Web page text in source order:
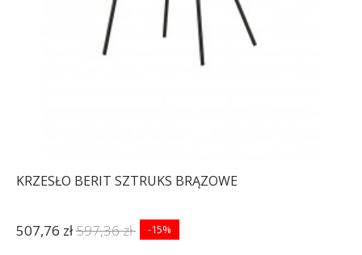
KRZESŁO BERIT SZTRUKS BRĄZOWE
507,76 zł597,36 zł -15%